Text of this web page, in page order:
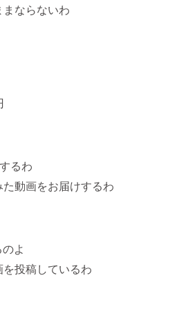
ならないわ
るわ
動画をお届けするわ
よ
投稿しているわ